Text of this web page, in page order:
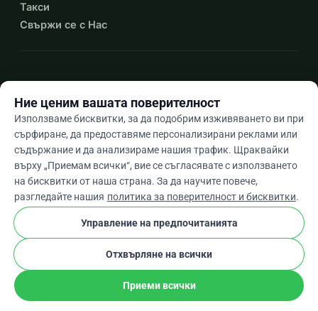
Такси
Свържи се с Нас
Bgarrow_drop_down
★★★★★4,9 / 5 въз основа на 500+ отзива
WhyDonate
Общи условия
Настройки На Бисквитките
Създадено в Европа stripe check Проверен Партньор
Ние ценим вашата поверителност
Използваме бисквитки, за да подобрим изживяването ви при
сърфиране, да предоставяме персонализирани реклами или
съдържание и да анализираме нашия трафик. Щраквайки
върху „Приемам всички“, вие се съгласявате с използването
на бисквитки от наша страна. За да научите повече,
разгледайте нашия политика за поверителност и бисквитки.
Управление на предпочитанията
Отхвърляне на всички
Приеми всички